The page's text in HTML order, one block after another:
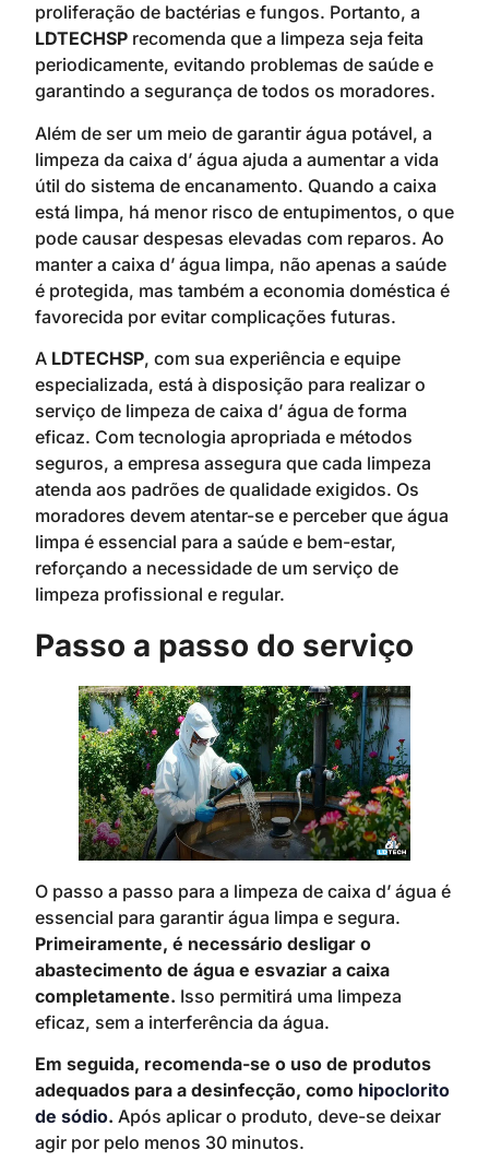
proliferação de bactérias e fungos. Portanto, a
LDTECHSP recomenda que a limpeza seja feita
periodicamente, evitando problemas de saúde e
garantindo a segurança de todos os moradores.
Além de ser um meio de garantir água potável, a
limpeza da caixa d’ água ajuda a aumentar a vida
útil do sistema de encanamento. Quando a caixa
está limpa, há menor risco de entupimentos, o que
pode causar despesas elevadas com reparos. Ao
manter a caixa d’ água limpa, não apenas a saúde
é protegida, mas também a economia doméstica é
favorecida por evitar complicações futuras.
A LDTECHSP, com sua experiência e equipe
especializada, está à disposição para realizar o
serviço de limpeza de caixa d’ água de forma
eficaz. Com tecnologia apropriada e métodos
seguros, a empresa assegura que cada limpeza
atenda aos padrões de qualidade exigidos. Os
moradores devem atentar-se e perceber que água
limpa é essencial para a saúde e bem-estar,
reforçando a necessidade de um serviço de
limpeza profissional e regular.
Passo a passo do serviço
O passo a passo para a limpeza de caixa d’ água é
essencial para garantir água limpa e segura.
Primeiramente, é necessário desligar o
abastecimento de água e esvaziar a caixa
completamente. Isso permitirá uma limpeza
eficaz, sem a interferência da água.
Em seguida, recomenda-se o uso de produtos
adequados para a desinfecção, como hipoclorito
de sódio. Após aplicar o produto, deve-se deixar
agir por pelo menos 30 minutos.